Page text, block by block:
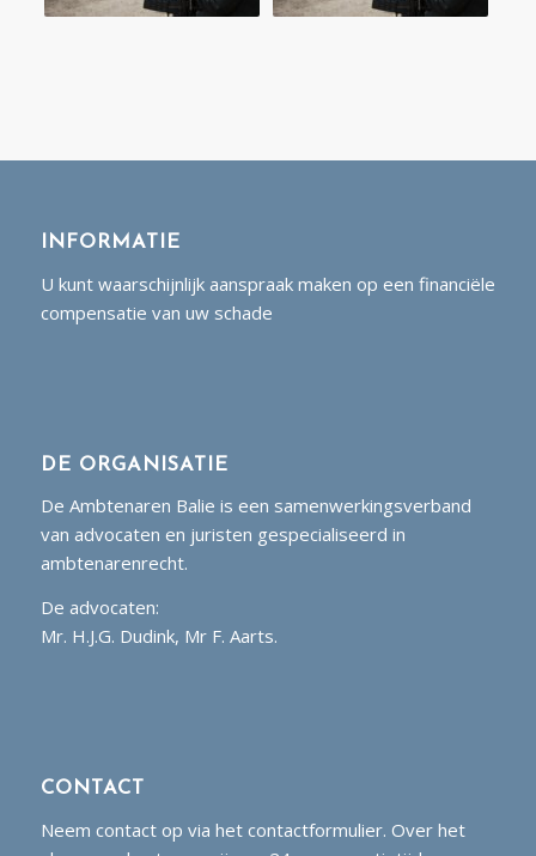
INFORMATIE
U kunt waarschijnlijk aanspraak maken op een financiële
compensatie van uw schade
DE ORGANISATIE
De Ambtenaren Balie is een samenwerkingsverband
van advocaten en juristen gespecialiseerd in
ambtenarenrecht.
De advocaten:
Mr. H.J.G. Dudink, Mr F. Aarts.
CONTACT
Neem contact op via het contactformulier. Over het